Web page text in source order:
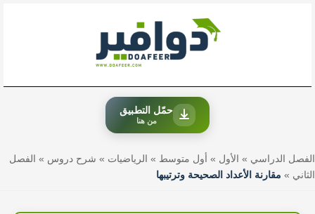
حمّل التطبيق
من هنا
الفصل الدراسي » الأول » أول متوسط » الرياضيات » شرح دروس » الفصل
الثاني » مقارنة الأعداد الصحيحة وترتيبها